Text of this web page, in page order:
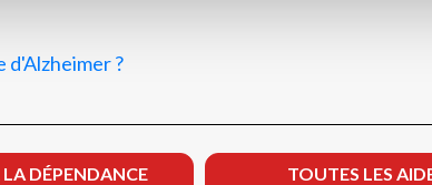
d'Alzheimer ?
LA DÉPENDANCE
TOUTES LES